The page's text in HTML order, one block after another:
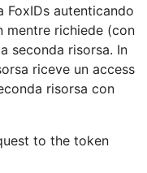
FoxIDs autenticando
mentre richiede (con
seconda risorsa. In
riceve un access
risorsa con
to the token